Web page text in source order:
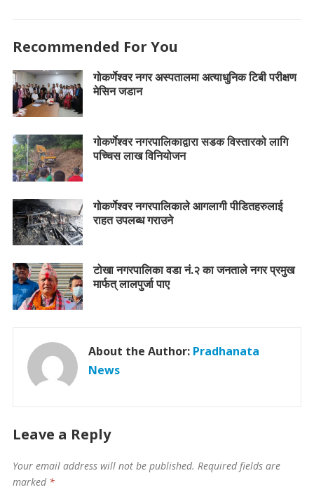
Recommended For You
गोकर्णेश्वर नगर अस्पतालमा अत्याधुनिक टिबी परीक्षण
मेसिन जडान
गोकर्णेश्वर नगरपालिकाद्वारा सडक विस्तारको लागि
पच्चिस लाख विनियोजन
गोकर्णेश्वर नगरपालिकाले आगलागी पीडितहरुलाई
राहत उपलब्ध गराउने
टोखा नगरपालिका वडा नं.२ का जनताले नगर प्रमुख
मार्फत् लालपुर्जा पाए
About the Author: Pradhanata
News
Leave a Reply
Your email address will not be published. Required fields are
marked *